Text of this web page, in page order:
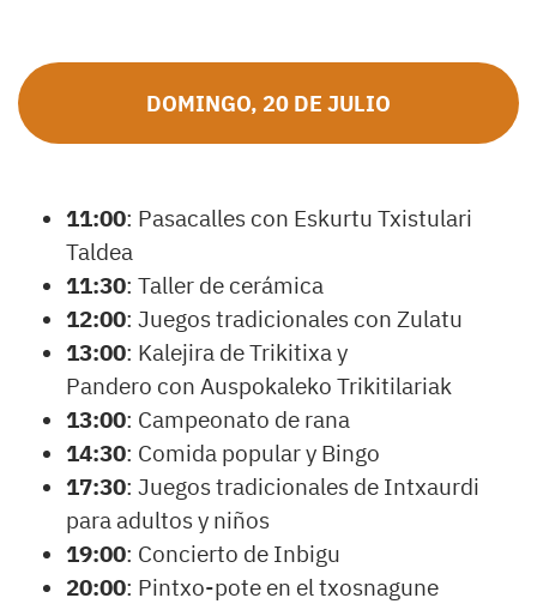
DOMINGO, 20 DE JULIO
11:00: Pasacalles con Eskurtu Txistulari
Taldea
11:30: Taller de cerámica
12:00: Juegos tradicionales con Zulatu
13:00: Kalejira de Trikitixa y
Pandero con Auspokaleko Trikitilariak
13:00: Campeonato de rana
14:30: Comida popular y Bingo
17:30: Juegos tradicionales de Intxaurdi
para adultos y niños
19:00: Concierto de Inbigu
20:00: Pintxo-pote en el txosnagune